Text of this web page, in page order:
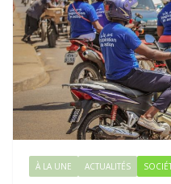
À LA UNE ACTUALITÉS